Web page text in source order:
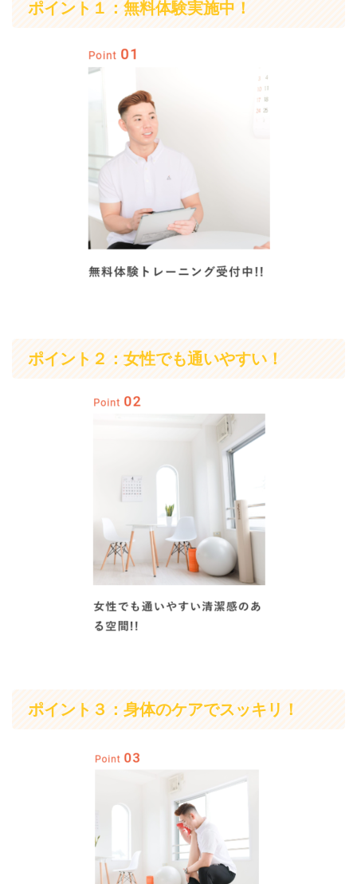
ポイント１：無料体験実施中！
ポイント２：女性でも通いやすい！
ポイント３：身体のケアでスッキリ！